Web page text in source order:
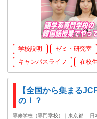
学校説明 ゼミ・研究室
キャンパスライフ
在校
【全国から集まる
の！？
専修学校（専門学校）｜東京都 日